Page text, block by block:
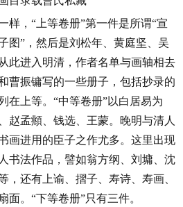
样，“上等卷册”第一件是所谓“宣
图”，然后是刘松年、黄庭坚、吴
此进入明清，作者名单与画轴相去
曹振镛写的一些册子，包括抄录的
在上等。“中等卷册”以白居易为
赵孟頫、钱选、王蒙。晚明与清人
画进用的臣子之作尤多。这里出现
书法作品，譬如翁方纲、刘墉、沈
，还有上谕、摺子、寿诗、寿画、
面。“下等卷册”只有三件。